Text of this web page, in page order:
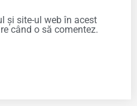
și site-ul web în acest
când o să comentez.